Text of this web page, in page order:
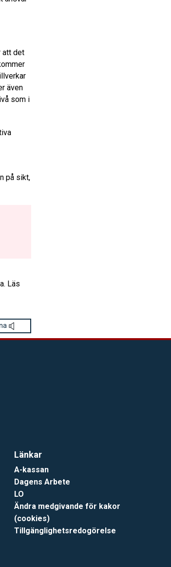
att det
även
som i
på sikt,
Läs
Länkar
A-kassan
Dagens Arbete
LO
Ändra medgivande för kakor
(cookies)
Tillgänglighetsredogörelse